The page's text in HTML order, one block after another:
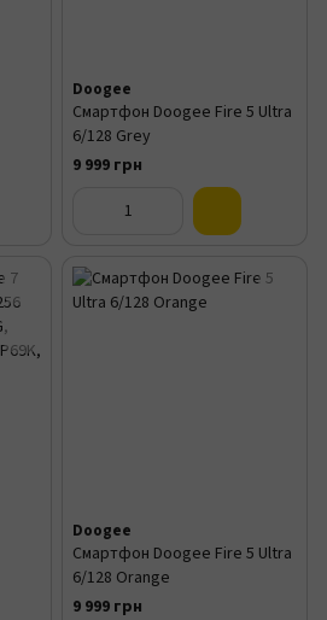
Doogee
Смартфон Doogee Fire 5 Ultra
6/128 Grey
9 999 грн
Doogee
Смартфон Doogee Fire 5 Ultra
6/128 Orange
9 999 грн